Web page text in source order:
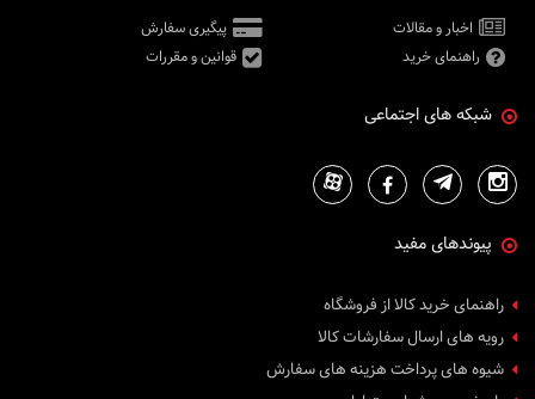
اخبار و مقالات
پیگیری سفارش
راهنمای خرید
قوانین و مقررات
شبکه های اجتماعی
پیوندهای مفید
راهنمای خرید کالا از فروشگاه
رویه های ارسال سفارشات کالا
شیوه های پرداخت هزینه های سفارش